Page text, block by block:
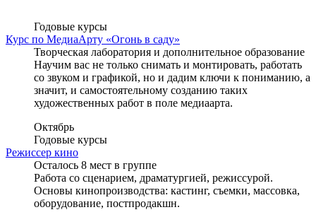
Годовые курсы
Курс по МедиаАрту «Огонь в саду»
Творческая лаборатория и дополнительное образование
Научим вас не только снимать и монтировать, работать
со звуком и графикой, но и дадим ключи к пониманию, а
значит, и самостоятельному созданию таких
художественных работ в поле медиаарта.
Октябрь
Годовые курсы
Режиссер кино
Осталось 8 мест в группе
Работа со сценарием, драматургией, режиссурой.
Основы кинопроизводства: кастинг, съемки, массовка,
оборудование, постпродакшн.